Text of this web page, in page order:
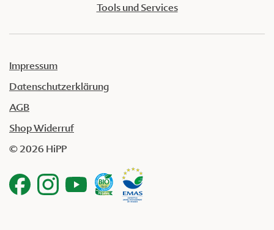
Tools und Services
Impressum
Datenschutzerklärung
AGB
Shop Widerruf
© 2026 HiPP